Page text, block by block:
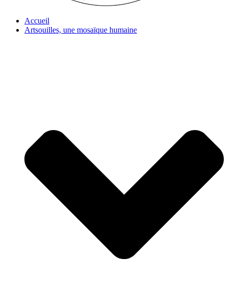
Accueil
Artsouilles, une mosaïque humaine